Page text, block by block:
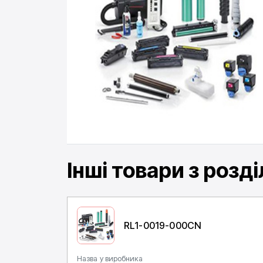
Інші товари з
RL1-0019-000CN
Назва у виробника